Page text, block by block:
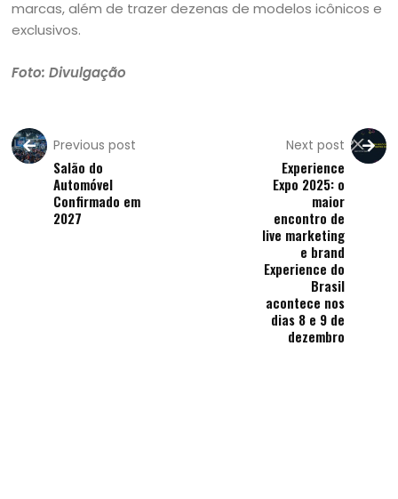
marcas, além de trazer dezenas de modelos icônicos e
exclusivos.
Foto: Divulgação
Previous post
Salão do
Automóvel
Confirmado em
2027
Next post
Experience
Expo 2025: o
maior
encontro de
live marketing
e brand
Experience do
Brasil
acontece nos
dias 8 e 9 de
dezembro